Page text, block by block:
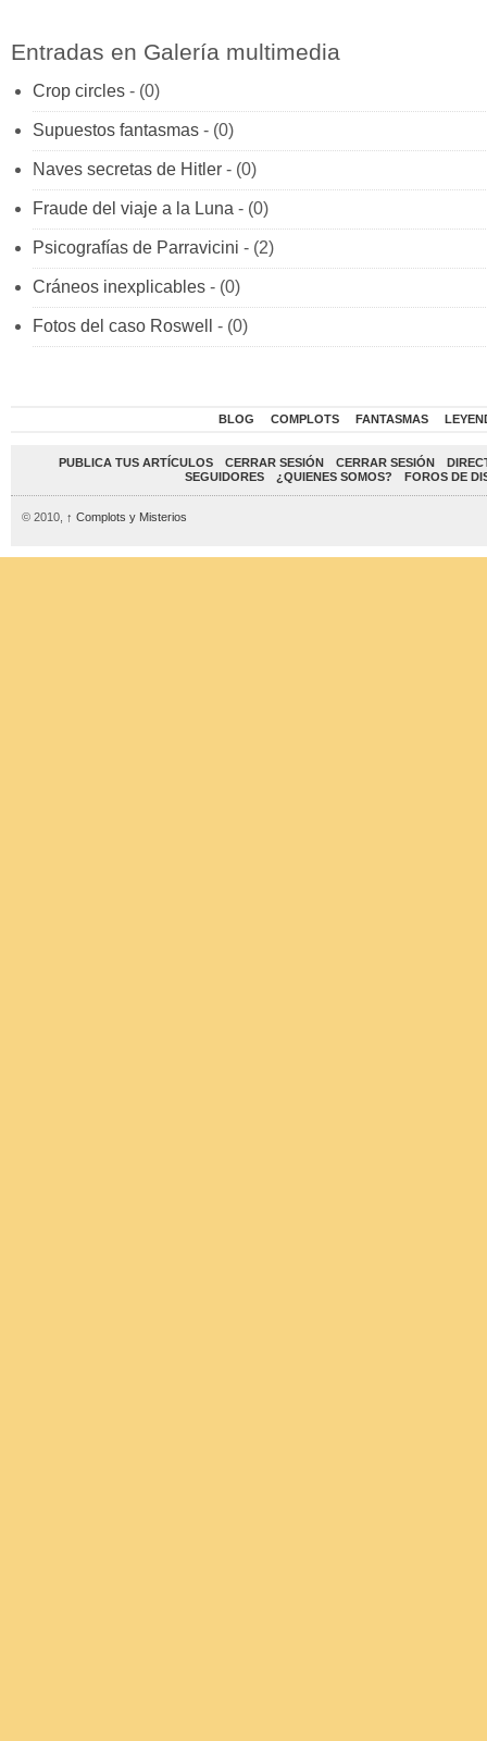
Entradas en Galería multimedia
Crop circles - (0)
Supuestos fantasmas - (0)
Naves secretas de Hitler - (0)
Fraude del viaje a la Luna - (0)
Psicografías de Parravicini - (2)
Cráneos inexplicables - (0)
Fotos del caso Roswell - (0)
BLOG COMPLOTS FANTASMAS
PUBLICA TUS ARTÍCULOS CERRAR SESIÓN CERRAR SESIÓN
SEGUIDORES
¿QUIENES SOMOS? FOROS DE
© 2010, ↑ Complots y Misterios